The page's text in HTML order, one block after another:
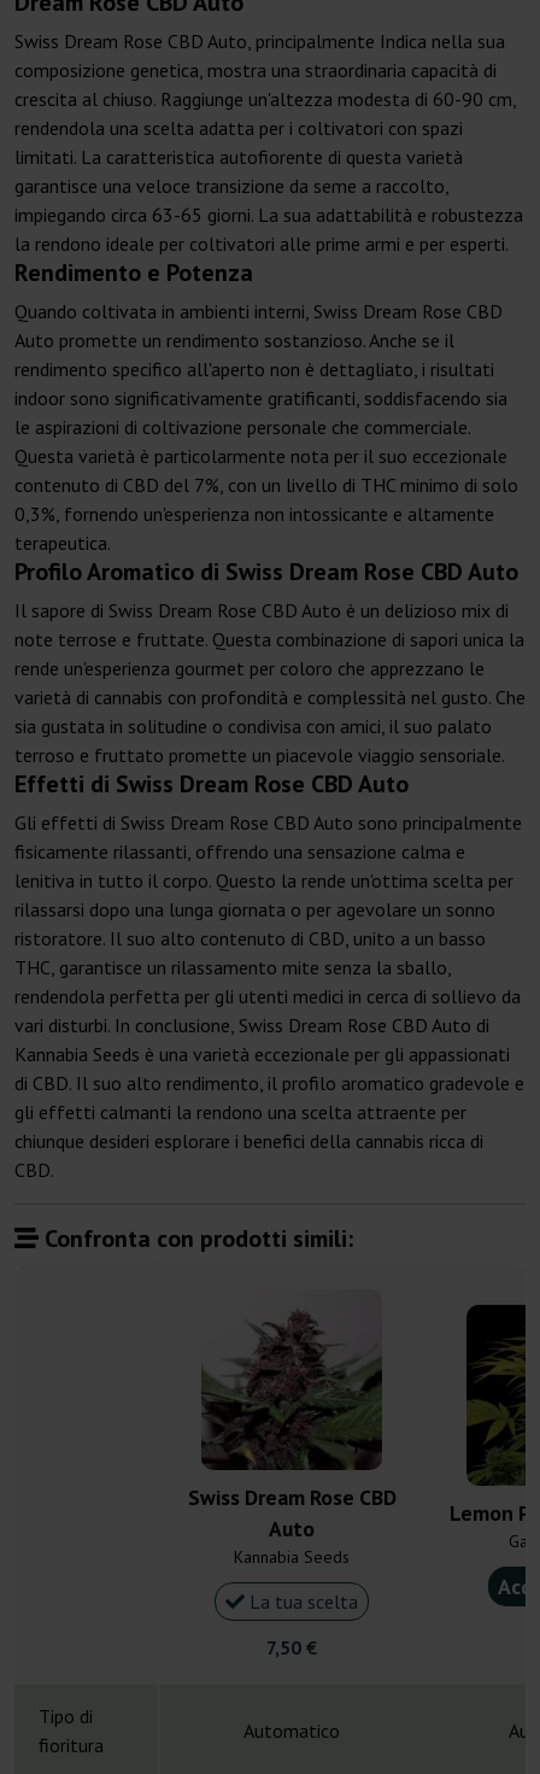
Swiss Dream Rose CBD Auto, principalmente Indica nella sua
composizione genetica, mostra una straordinaria capacità di
crescita al chiuso. Raggiunge un'altezza modesta di 60-90 cm,
rendendola una scelta adatta per i coltivatori con spazi
limitati. La caratteristica autofiorente di questa varietà
garantisce una veloce transizione da seme a raccolto,
impiegando circa 63-65 giorni. La sua adattabilità e robustezza
la rendono ideale per coltivatori alle prime armi e per esperti.
Rendimento e Potenza
Quando coltivata in ambienti interni, Swiss Dream Rose CBD
Auto promette un rendimento sostanzioso. Anche se il
rendimento specifico all'aperto non è dettagliato, i risultati
indoor sono significativamente gratificanti, soddisfacendo sia
le aspirazioni di coltivazione personale che commerciale.
Questa varietà è particolarmente nota per il suo eccezionale
contenuto di CBD del 7%, con un livello di THC minimo di solo
0,3%, fornendo un'esperienza non intossicante e altamente
terapeutica.
Profilo Aromatico di Swiss Dream Rose CBD Auto
Il sapore di Swiss Dream Rose CBD Auto è un delizioso mix di
note terrose e fruttate. Questa combinazione di sapori unica la
rende un'esperienza gourmet per coloro che apprezzano le
varietà di cannabis con profondità e complessità nel gusto. Che
sia gustata in solitudine o condivisa con amici, il suo palato
terroso e fruttato promette un piacevole viaggio sensoriale.
Effetti di Swiss Dream Rose CBD Auto
Gli effetti di Swiss Dream Rose CBD Auto sono principalmente
fisicamente rilassanti, offrendo una sensazione calma e
lenitiva in tutto il corpo. Questo la rende un'ottima scelta per
rilassarsi dopo una lunga giornata o per agevolare un sonno
ristoratore. Il suo alto contenuto di CBD, unito a un basso
THC, garantisce un rilassamento mite senza la sballo,
rendendola perfetta per gli utenti medici in cerca di sollievo da
vari disturbi. In conclusione, Swiss Dream Rose CBD Auto di
Kannabia Seeds è una varietà eccezionale per gli appassionati
di CBD. Il suo alto rendimento, il profilo aromatico gradevole e
gli effetti calmanti la rendono una scelta attraente per
chiunque desideri esplorare i benefici della cannabis ricca di
CBD.
Confronta con prodotti simili:
Swiss Dream Rose CBD
Auto
Kannabia Seeds
La tua scelta
7,50 €
Lemon
Tipo di
fioritura
Automatico